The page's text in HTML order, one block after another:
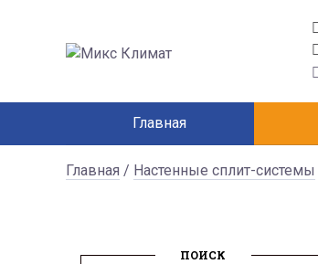
Главная
Главная / Настенные сплит-системы
ПОИСК